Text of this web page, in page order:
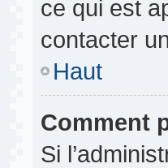
ce qui est
contacter
Haut
Comment
Si